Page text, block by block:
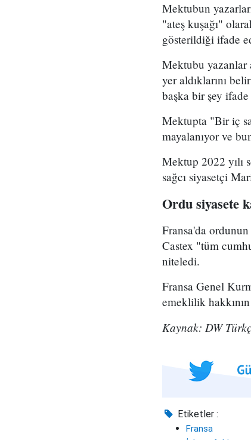
Mektubun
"ateş kuşağı"
gösterildiği ifade
Mektubu yazanlar
yer aldıklarını
başka bir şey
Mektupta "Bir iç
mayalanıyor ve
Mektup 2022 yılı
sağcı siyasetçi
Ordu siyasete
Fransa'da
Castex "tüm
niteledi.
Fransa Genel
emeklilik
Kaynak: DW
Etiketler :
Fransa